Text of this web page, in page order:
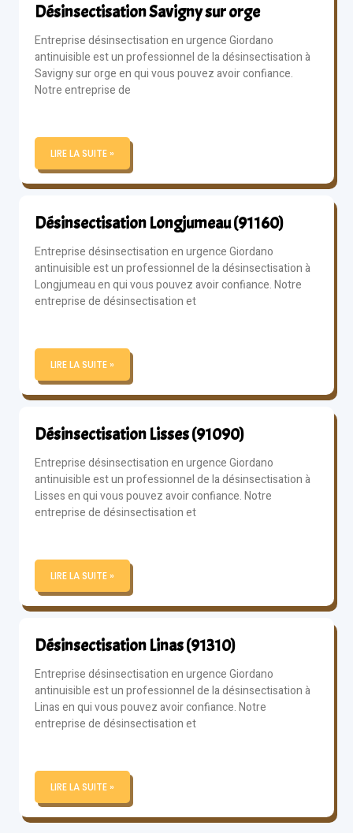
Désinsectisation Savigny sur orge
Entreprise désinsectisation en urgence Giordano
antinuisible est un professionnel de la désinsectisation à
Savigny sur orge en qui vous pouvez avoir confiance.
Notre entreprise de
LIRE LA SUITE »
Désinsectisation Longjumeau (91160)
Entreprise désinsectisation en urgence Giordano
antinuisible est un professionnel de la désinsectisation à
Longjumeau en qui vous pouvez avoir confiance. Notre
entreprise de désinsectisation et
LIRE LA SUITE »
Désinsectisation Lisses (91090)
Entreprise désinsectisation en urgence Giordano
antinuisible est un professionnel de la désinsectisation à
Lisses en qui vous pouvez avoir confiance. Notre
entreprise de désinsectisation et
LIRE LA SUITE »
Désinsectisation Linas (91310)
Entreprise désinsectisation en urgence Giordano
antinuisible est un professionnel de la désinsectisation à
Linas en qui vous pouvez avoir confiance. Notre
entreprise de désinsectisation et
LIRE LA SUITE »